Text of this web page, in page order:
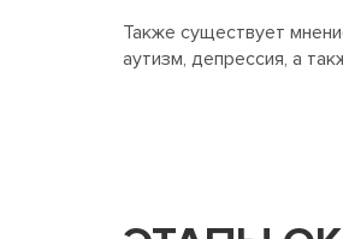
Также существует
аутизм, депрессия, а